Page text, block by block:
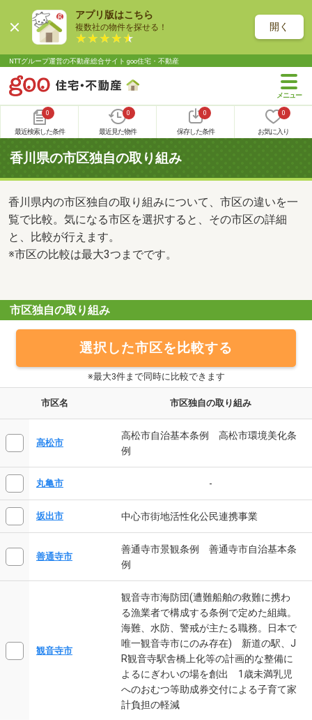
アプリ版はこちら
複数社の物件を探せる！ 開く
NTTグループ運営の不動産総合サイト goo住宅・不動産
0
最近検索した条件
0
最近見た物件
0
保存した条件
0
お気に入り
香川県の市区独自の取り組み
香川県内の市区独自の取り組みについて、市区の違いを一
覧で比較。気になる市区を選択すると、その市区の詳細
と、比較が行えます。
※市区の比較は最大3つまでです。
市区独自の取り組み
選択した市区を比較する
※最大3件まで同時に比較できます
市区名 市区独自の取り組み
高松市
高松市自治基本条例 高松市環境美化条
例
丸亀市 -
坂出市 中心市街地活性化公民連携事業
善通寺市
善通寺市景観条例 善通寺市自治基本条
例
観音寺市
観音寺市海防団(遭難船舶の救難に携わ
る漁業者で構成する条例で定めた組織。
海難、水防、警戒が主たる職務。日本で
唯一観音寺市にのみ存在) 新道の駅、J
R観音寺駅舎橋上化等の計画的な整備に
よるにぎわいの場を創出 1歳未満乳児
へのおむつ等助成券交付による子育て家
計負担の軽減